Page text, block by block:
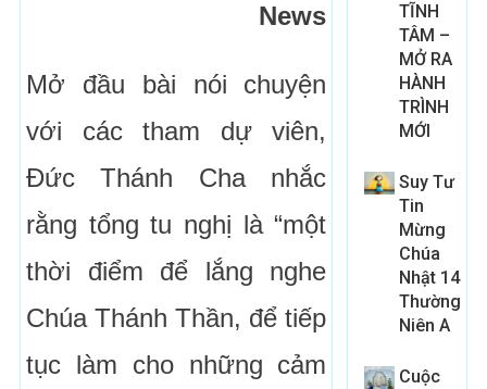
News
Mở đầu bài nói chuyện
với các tham dự viên,
Đức Thánh Cha nhắc
rằng tổng tu nghị là “một
thời điểm để lắng nghe
Chúa Thánh Thần, để tiếp
tục làm cho những cảm
TĨNH
TÂM –
MỞ RA
HÀNH
TRÌNH
MỚI
Suy Tư
Tin
Mừng
Chúa
Nhật 14
Thường
Niên A
Cuộc